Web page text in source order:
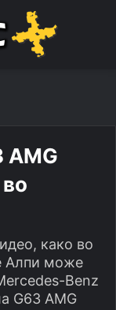
AMG
како во
Алпи може
Benz
G63 AMG